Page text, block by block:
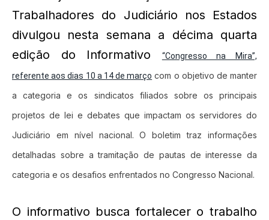
Trabalhadores do Judiciário nos Estados
divulgou nesta semana a décima quarta
edição do Informativo
“Congresso na Mira”,
referente aos dias 10 a 14 de março com o objetivo de manter
a categoria e os sindicatos filiados sobre os principais
projetos de lei e debates que impactam os servidores do
Judiciário em nível nacional. O boletim traz informações
detalhadas sobre a tramitação de pautas de interesse da
categoria e os desafios enfrentados no Congresso Nacional.
O informativo busca fortalecer o trabalho